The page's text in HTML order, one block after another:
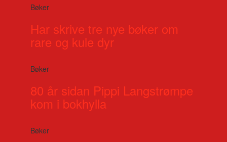
Bøker
Har skrive tre nye bøker om
rare og kule dyr
Bøker
80 år sidan Pippi Langstrømpe
kom i bokhylla
Bøker